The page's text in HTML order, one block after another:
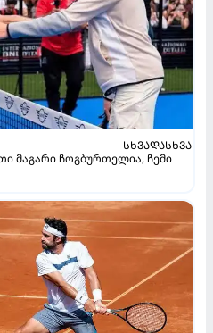
ᲡᲮᲕᲐᲓᲐᲡᲮᲕᲐ
მაგარი ჩოგბურთელია, ჩემი